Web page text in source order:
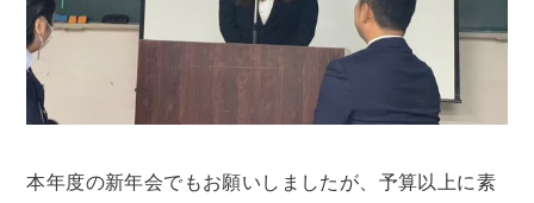
本年度の新年会でもお願いしましたが、予算以上に素